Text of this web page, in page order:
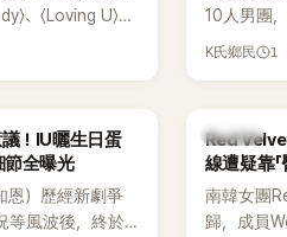
、〈Loving U〉、
神曲紅遍亞洲，獲
「排球女王」金軟
人多年不變的
的真實模樣，也
10人男團
成度舞台
力。
K氏鄉民 1
！IU曬生日蛋
節全曝光
恩）歷經新劇爭
等風波後，終於
K-POP
Red
線遭疑靠
南韓女團
歸，成員